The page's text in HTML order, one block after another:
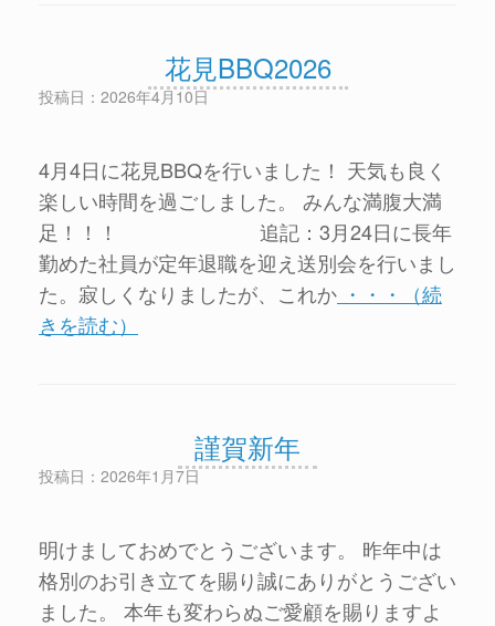
花見BBQ2026
投稿日：2026年4月10日
4月4日に花見BBQを行いました！ 天気も良く
楽しい時間を過ごしました。 みんな満腹大満
足！！！ 追記：3月24日に長年
勤めた社員が定年退職を迎え送別会を行いまし
た。寂しくなりましたが、これか ・・・（続
きを読む）
謹賀新年
投稿日：2026年1月7日
明けましておめでとうございます。 昨年中は
格別のお引き立てを賜り誠にありがとうござい
ました。 本年も変わらぬご愛顧を賜りますよ